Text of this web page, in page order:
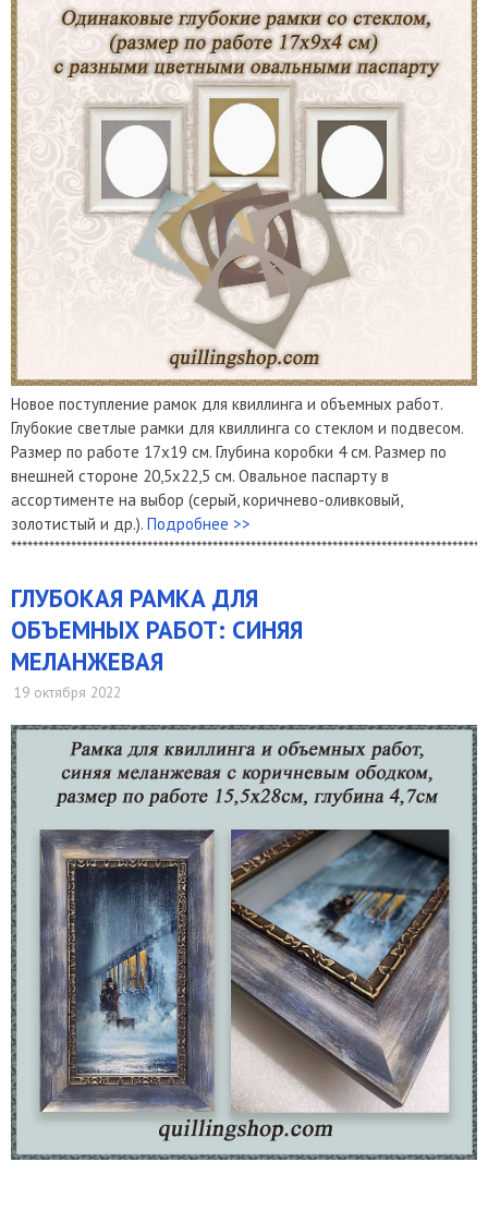
Новое поступление рамок для квиллинга и объемных работ.
Глубокие светлые рамки для квиллинга со стеклом и подвесом.
Размер по работе 17х19 см. Глубина коробки 4 см. Размер по
внешней стороне 20,5х22,5 см. Овальное паспарту в
ассортименте на выбор (серый, коричнево-оливковый,
золотистый и др.). Подробнее >>
​ГЛУБОКАЯ РАМКА ДЛЯ
ОБЪЕМНЫХ РАБОТ: СИНЯЯ
МЕЛАНЖЕВАЯ
19 октября 2022